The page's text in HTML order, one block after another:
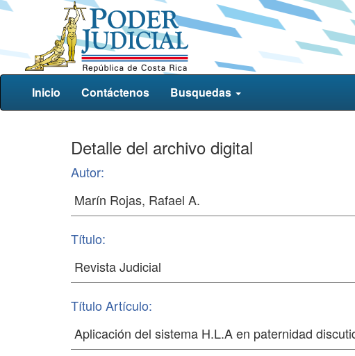
Inicio Contáctenos Busquedas
Detalle del archivo digital
Autor:
Título:
Título Artículo: